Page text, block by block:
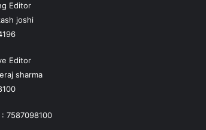
Editor
joshi
Editor
sharma
7587098100